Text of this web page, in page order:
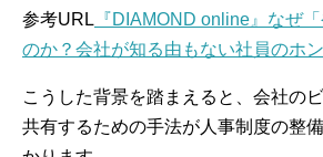
参考URL 『DIAMOND online』なぜ
のか？会社が知る由もない社員のホ
こうした背景を踏まえると、会社の
共有するための手法が人事制度の整